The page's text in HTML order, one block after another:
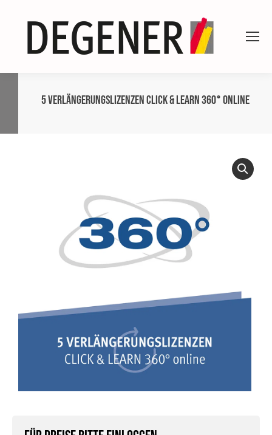
5 Verlängerungs­lizenzen CLICK & LEARN 360° online